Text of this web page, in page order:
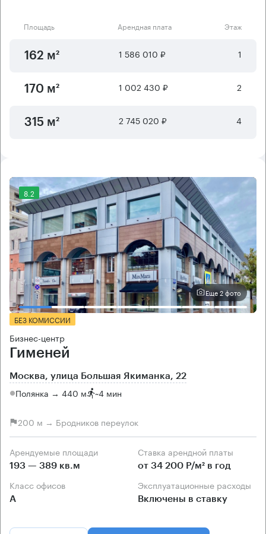
Площадь Арендная плата Этаж
162 м² 1 586 010 ₽ 1
170 м² 1 002 430 ₽ 2
315 м² 2 745 020 ₽ 4
8.2
Еще 2 фото
БЕЗ КОМИССИИ
Бизнес-центр
Гименей
Москва, улица Большая Якиманка, 22
Полянка → 440 м ~4 мин
200 м → Бродников переулок
Арендуемые площади
193 — 389 кв.м
Ставка арендной платы
от 34 200 Р/м² в год
Класс офисов
А
Эксплуатационные расходы
Включены в ставку